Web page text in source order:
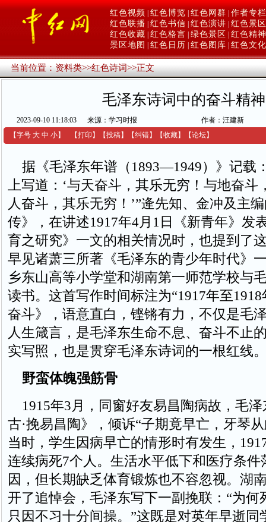
红色视频 红色博览 红色网群 作者专栏
红色联播 红色书信 红色演讲 红色景区
红色收藏 红色格言 绿色景区
红色精神
景区地图
红色日历 红色图库 红色文化
当前位置：资料类>>红色诗词>>正文
毛泽东诗词中的奋斗精神
2023-09-10 11:18:03 来源：学习时报
作者：汪建新
【字号 大 中 小】 【打印 】 【投稿】 【纠错】 【收藏】 【论坛】
据《毛泽东年谱（1893—1949）》记载
上写道：‘与天奋斗，其乐无穷！与地奋斗
人奋斗，其乐无穷！’”逄先知、金冲及主
传》，在讲述1917年4月1日《新青年》发
育之研究》一文的相关情况时，也提到了
早见诸萧三所著《毛泽东的青少年时代》
乡东山高等小学堂和湖南第一师范学校与
读书。这首写作时间标注为“1917年至1918
奋斗》，语意直白，铿锵有力，不仅是毛
人生箴言，是毛泽东生命不息、奋斗不止
实写照，也是贯穿毛泽东诗词的一根红线
野蛮体魄强筋骨
1915年3月，同窗好友易昌陶病故，毛泽
古·挽易昌陶》，倾诉“子期竟早亡，牙琴
当时，学生因病早亡的情形时有发生，
连续病死7个人。生活水平低下和医疗条件
因，但长期缺乏体育锻炼也不容忽视。湖
开了追悼会，毛泽东写下一副挽联：“为何
只因不习十分间操。”这既是对英年早逝同